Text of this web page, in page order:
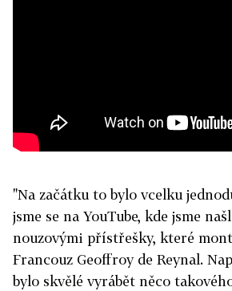
"Na začátku to bylo vcelku
jsme se na YouTube, kde jsme
nouzovými přístřešky, které
Francouz Geoffroy de Reynal.
bylo skvělé vyrábět něco